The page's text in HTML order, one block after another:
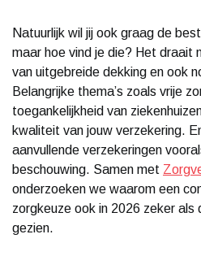
Natuurlijk wil jij ook graag de
maar hoe vind je die? Het draait
van uitgebreide dekking en ook
Belangrijke thema’s zoals vrije
toegankelijkheid van
kwaliteit van jouw verzekering.
aanvullende verzekeringen
beschouwing. Samen met
onderzoeken we waarom een
zorgkeuze ook in 2026 zeker
gezien.